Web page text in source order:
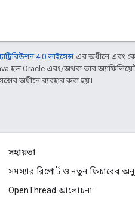
4.0 লাইসেন্স-এর অধীনে এবং
হল Oracle এবং/অথবা তার অ্যাফিলিয়েট
অধীনে ব্যবহার করা হয়।
সহায়তা
সমস্যার রিপোর্ট ও নতুন ফিচারের
OpenThread আলোচনা